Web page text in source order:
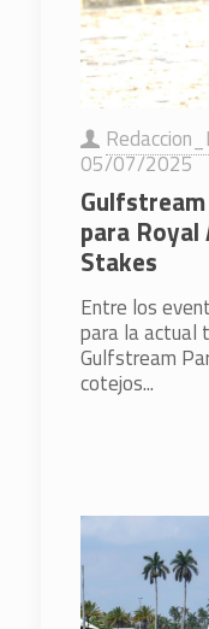
05/07/2025
para
Stakes
Entre los
para la actual
Gulfstream
cotejos...